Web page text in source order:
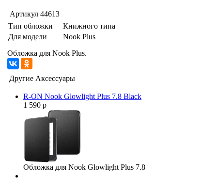
Артикул 44613
Тип обложки
Книжного типа
Для модели
Nook Plus
Обложка для Nook Plus.
Другие Аксессуары
R-ON Nook Glowlight Plus 7.8 Black
1 590 р
Обложка для Nook Glowlight Plus 7.8